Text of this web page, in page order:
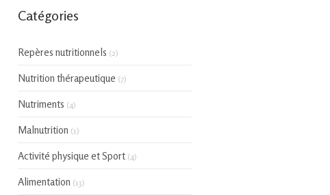
Catégories
Repères nutritionnels (2)
Nutrition thérapeutique (7)
Nutriments (4)
Malnutrition (1)
Activité physique et Sport (4)
Alimentation (13)